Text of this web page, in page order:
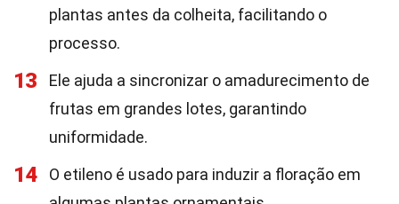
plantas antes da colheita, facilitando o
processo.
13
Ele ajuda a sincronizar o amadurecimento de
frutas em grandes lotes, garantindo
uniformidade.
14
O etileno é usado para induzir a floração em